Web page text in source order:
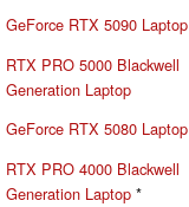
GeForce RTX 5090 Laptop
RTX PRO 5000 Blackwell
Generation Laptop
GeForce RTX 5080 Laptop
RTX PRO 4000 Blackwell
Generation Laptop *